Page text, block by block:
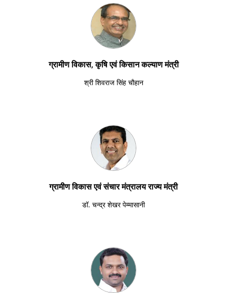
ग्रामीण विकास, कृषि एवं किसान कल्याण मंत्री
श्री शिवराज सिंह चौहान
ग्रामीण विकास एवं संचार मंत्रालय राज्य मंत्री
डॉ. चन्द्र शेखर पेम्मासानी